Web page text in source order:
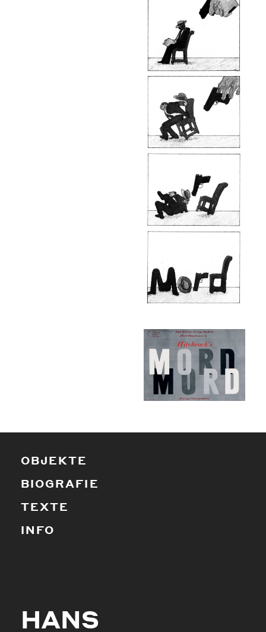
OBJEKTE
BIOGRAFIE
TEXTE
INFO
HANS